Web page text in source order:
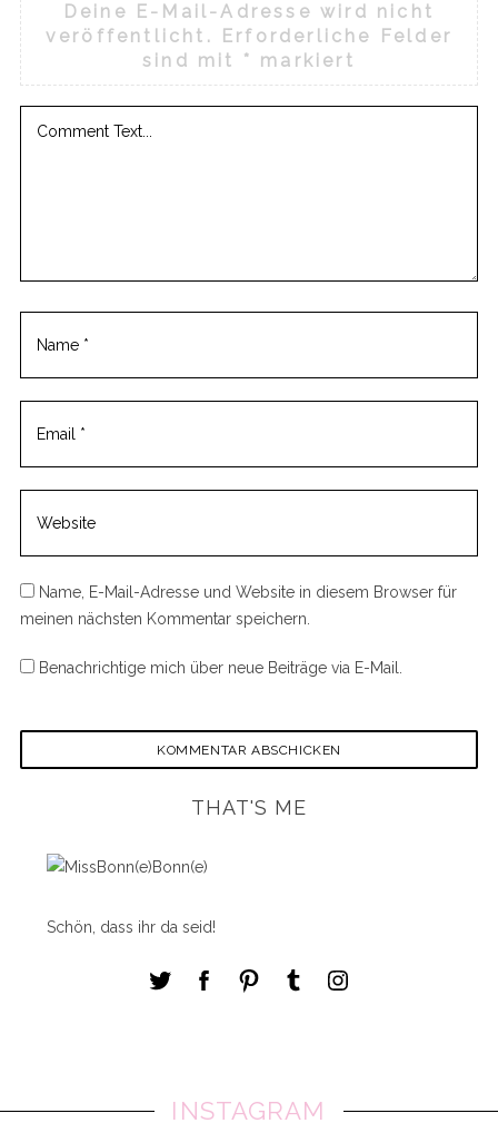
a
v
e
t
Deine E-Mail-Adresse wird nicht
veröffentlicht.
Erforderliche Felder
sind mit * markiert
Name, E-Mail-Adresse und Website in diesem Browser für
meinen nächsten Kommentar speichern.
Benachrichtige mich über neue Beiträge via E-Mail.
THAT'S ME
Schön, dass ihr da seid!
INSTAGRAM